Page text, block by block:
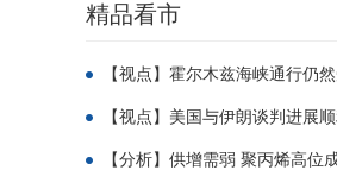
享：
精品看市